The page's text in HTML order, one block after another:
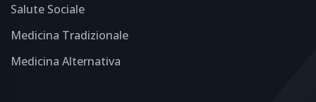
Salute Sociale
Medicina Tradizionale
Medicina Alternativa